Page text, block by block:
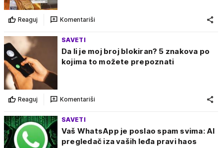
Reaguj Komentariši
SAVETI
Da li je moj broj blokiran? 5 znakova po
kojima to možete prepoznati
Reaguj Komentariši
SAVETI
Vaš WhatsApp je poslao spam svima: AI
pregledač iza vaših leđa pravi haos